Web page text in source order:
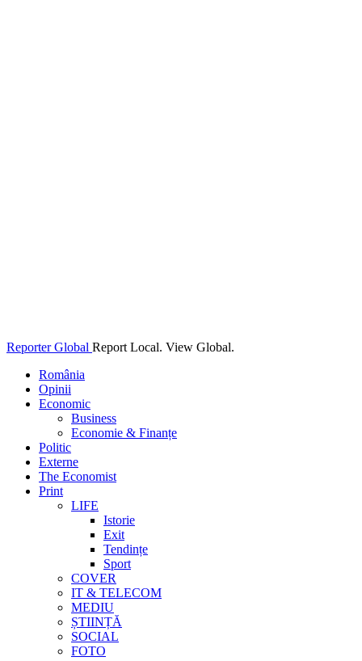
Reporter Global Report Local. View Global.
România
Opinii
Economic
Business
Economie & Finanțe
Politic
Externe
The Economist
Print
LIFE
Istorie
Exit
Tendințe
Sport
COVER
IT & TELECOM
MEDIU
ȘTIINȚĂ
SOCIAL
FOTO